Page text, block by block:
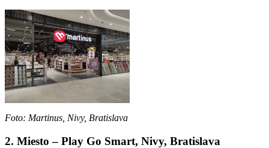
Foto: Martinus, Nivy, Bratislava
2. Miesto – Play Go Smart, Nivy, Bratislava